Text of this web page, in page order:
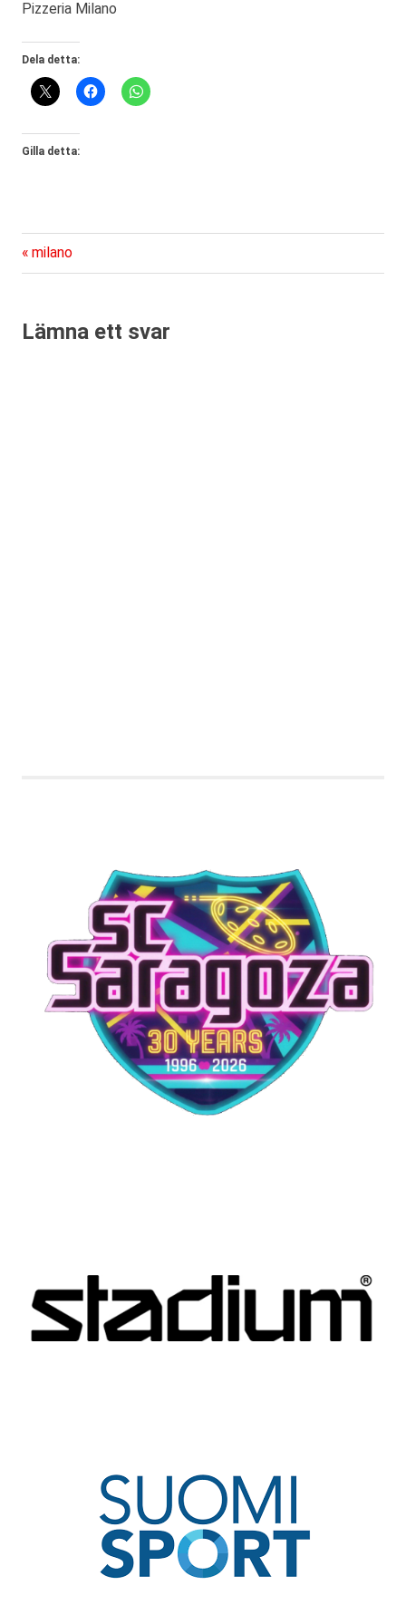
Pizzeria Milano
Dela detta:
Gilla detta:
Inläggsnavigering
Föregående
inlägg:
milano
Lämna ett svar